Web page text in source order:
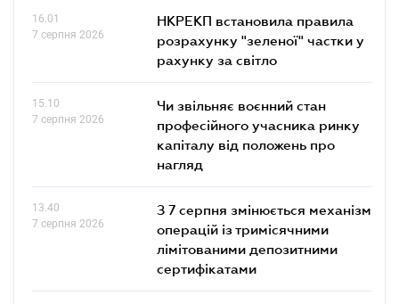
16.01
7 серпня 2026
НКРЕКП встановила правила
розрахунку "зеленої" частки у
рахунку за світло
15.10
7 серпня 2026
Чи звільняє воєнний стан
професійного учасника ринку
капіталу від положень про
нагляд
13.40
7 серпня 2026
З 7 серпня змінюється механізм
операцій із тримісячними
лімітованими депозитними
сертифікатами